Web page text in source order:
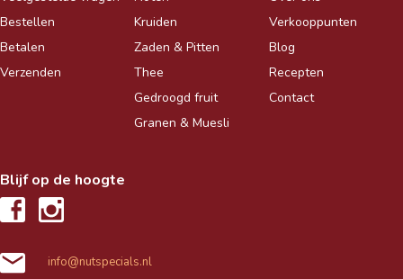
Bestellen
Betalen
Verzenden
Kruiden
Zaden & Pitten
Thee
Gedroogd fruit
Granen & Muesli
Verkooppunten
Blog
Recepten
Contact
Blijf op de hoogte
info@nutspecials.nl